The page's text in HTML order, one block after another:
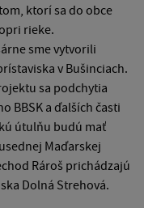
ktorí sa do obce
rieke.
sme vytvorili
v Bušinciach.
sa podchytia
BBSK a ďalších časti
útulňu budú mať
Maďarskej
Rároš prichádzajú
Dolná Strehová.